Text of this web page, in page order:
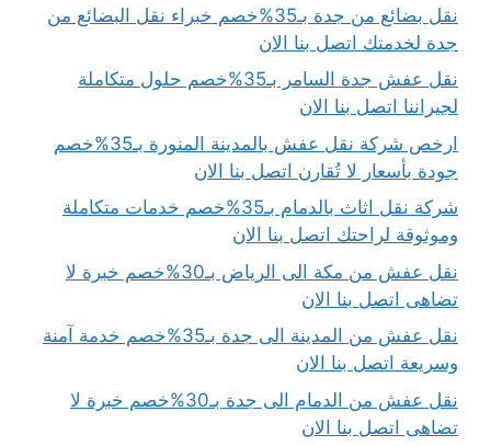
نقل بضائع من جدة بـ35%خصم خبراء نقل البضائع من
جدة لخدمتك اتصل بنا الان
نقل عفش جدة السامر بـ35%خصم حلول متكاملة
لجيراننا اتصل بنا الان
ارخص شركة نقل عفش بالمدينة المنورة بـ35%خصم
جودة بأسعار لا تُقارن اتصل بنا الان
شركة نقل اثاث بالدمام بـ35%خصم خدمات متكاملة
وموثوقة لراحتك اتصل بنا الان
نقل عفش من مكة الى الرياض بـ30%خصم خبرة لا
تضاهى اتصل بنا الان
نقل عفش من المدينة الى جدة بـ35%خصم خدمة آمنة
وسريعة اتصل بنا الان
نقل عفش من الدمام الى جدة بـ30%خصم خبرة لا
تضاهى اتصل بنا الان